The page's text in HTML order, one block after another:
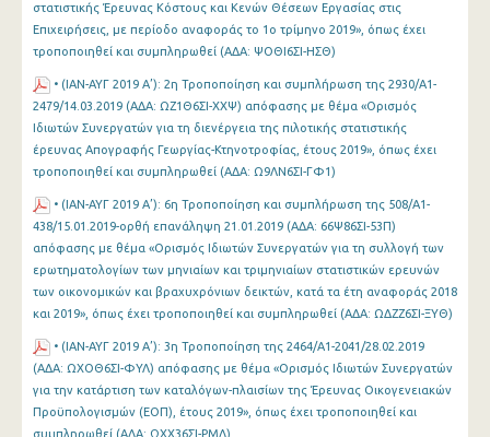
στατιστικής Έρευνας Κόστους και Κενών Θέσεων Εργασίας στις
Επιχειρήσεις, με περίοδο αναφοράς το 1ο τρίμηνο 2019», όπως έχει
τροποποιηθεί και συμπληρωθεί (ΑΔΑ: ΨΟΘΙ6ΣΙ-ΗΣΘ)
• (ΙΑΝ-ΑΥΓ 2019 Α’): 2η Τροποποίηση και συμπλήρωση της 2930/Α1-
2479/14.03.2019 (ΑΔΑ: ΩΖ1Θ6ΣΙ-ΧΧΨ) απόφασης με θέμα «Ορισμός
Ιδιωτών Συνεργατών για τη διενέργεια της πιλοτικής στατιστικής
έρευνας Απογραφής Γεωργίας-Κτηνοτροφίας, έτους 2019», όπως έχει
τροποποιηθεί και συμπληρωθεί (ΑΔΑ: Ω9ΛΝ6ΣΙ-ΓΦ1)
• (ΙΑΝ-ΑΥΓ 2019 Α’): 6η Τροποποίηση και συμπλήρωση της 508/Α1-
438/15.01.2019-ορθή επανάληψη 21.01.2019 (ΑΔΑ: 66Ψ86ΣΙ-53Π)
απόφασης με θέμα «Ορισμός Ιδιωτών Συνεργατών για τη συλλογή των
ερωτηματολογίων των μηνιαίων και τριμηνιαίων στατιστικών ερευνών
των οικονομικών και βραχυχρόνιων δεικτών, κατά τα έτη αναφοράς 2018
και 2019», όπως έχει τροποποιηθεί και συμπληρωθεί (ΑΔΑ: ΩΔΖΖ6ΣΙ-ΞΥΘ)
• (ΙΑΝ-ΑΥΓ 2019 Α’): 3η Τροποποίηση της 2464/Α1-2041/28.02.2019
(ΑΔΑ: ΩΧΟΘ6ΣΙ-ΦΥΛ) απόφασης με θέμα «Ορισμός Ιδιωτών Συνεργατών
για την κατάρτιση των καταλόγων-πλαισίων της Έρευνας Οικογενειακών
Προϋπολογισμών (ΕΟΠ), έτους 2019», όπως έχει τροποποιηθεί και
συμπληρωθεί (ΑΔΑ: ΩΧΧ36ΣΙ-ΡΜΔ)